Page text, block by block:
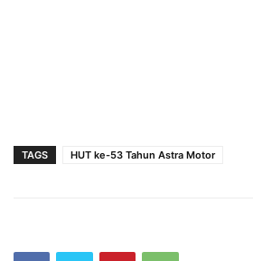
TAGS HUT ke-53 Tahun Astra Motor